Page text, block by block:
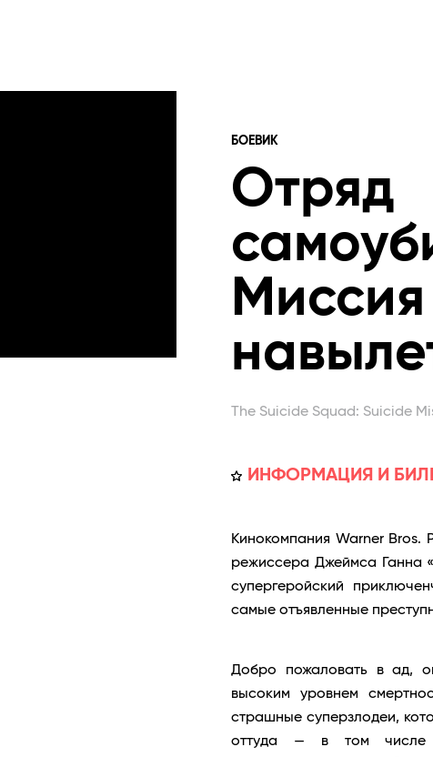
БОЕВИК
Отряд
Миссия
The Suicide Squad: Suicide
ИНФОРМАЦИЯ И
Кинокомпания Warner Bros.
режиссера Джеймса Ганна
супергеройский
самые отъявленные
Добро пожаловать в ад,
высоким уровнем
страшные суперзлодеи,
оттуда — в том числе